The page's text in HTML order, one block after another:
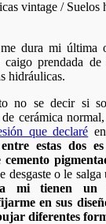
dura mi última
caigo prendada
hidráulicas.
no se decir si
cerámica
que declaré
estas dos
desgaste o le
mi tienen un
en sus
diferentes